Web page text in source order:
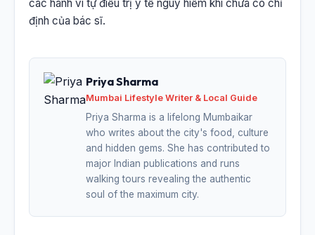
các hành vi tự điều trị y tế nguy hiểm khi chưa có chỉ
định của bác sĩ.
Priya Sharma
Mumbai Lifestyle Writer & Local Guide
Priya Sharma is a lifelong Mumbaikar
who writes about the city's food, culture
and hidden gems. She has contributed to
major Indian publications and runs
walking tours revealing the authentic
soul of the maximum city.